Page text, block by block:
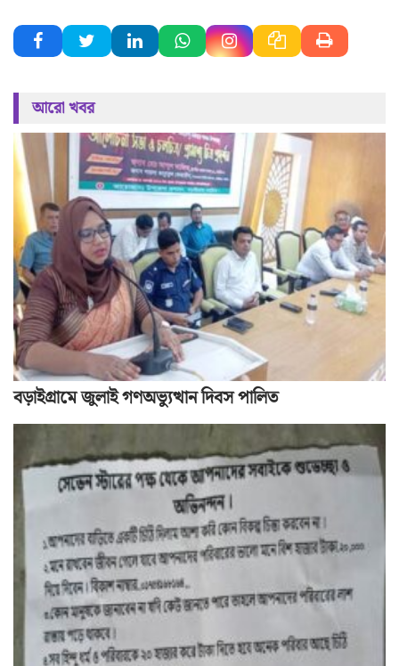
আরো খবর
বড়াইগ্রামে জুলাই গণঅভ্যুত্থান দিবস পালিত